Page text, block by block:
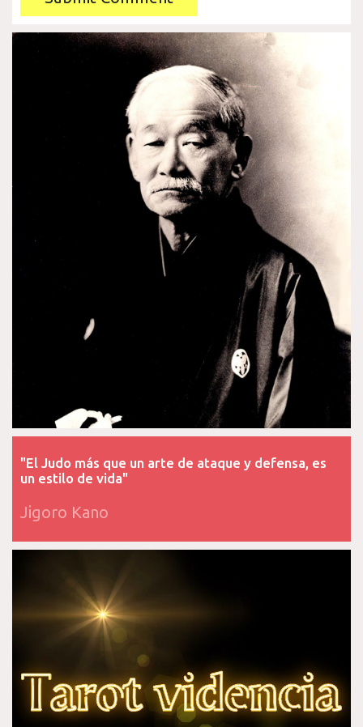
"El Judo más que un arte de ataque y defensa, es
un estilo de vida"
Jigoro Kano